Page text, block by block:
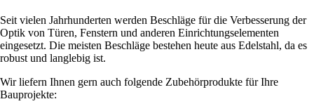
Seit vielen Jahrhunderten werden Beschläge für die Verbesserung der
Optik von Türen, Fenstern und anderen Einrichtungselementen
eingesetzt. Die meisten Beschläge bestehen heute aus Edelstahl, da es
robust und langlebig ist.
Wir liefern Ihnen gern auch folgende Zubehörprodukte für Ihre
Bauprojekte: